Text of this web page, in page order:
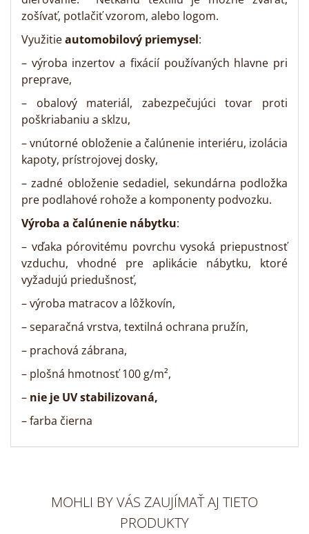
zošívať, potlačiť vzorom, alebo logom.
Využitieautomobilový priemysel:
– výroba inzertov a fixácií používaných hlavne pri
preprave,
– obalový materiál, zabezpečujúci tovar proti
poškriabaniu a sklzu,
– vnútorné obloženie a čalúnenie interiéru, izolácia
kapoty, prístrojovej dosky,
– zadné obloženie sedadiel, sekundárna podložka
pre podlahové rohože a komponenty podvozku.
Výroba a čalúnenie nábytku:
– vďaka pórovitému povrchu vysoká priepustnosť
vzduchu, vhodné pre aplikácie nábytku, ktoré
vyžadujú priedušnosť,
– výroba matracov a lôžkovín,
– separačná vrstva, textilná ochrana pružín,
– prachová zábrana,
– plošná hmotnosť 100 g/m²,
– nie je UV stabilizovaná,
– farba čierna
MOHLI BY VÁS ZAUJÍMAŤ AJ TIETO
PRODUKTY